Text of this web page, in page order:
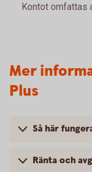
Kontot omfattas
Mer
Plus
Så här
Ränta och